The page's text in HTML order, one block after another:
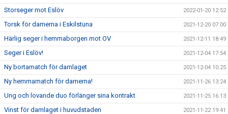
Storseger mot Eslöv 2022-01-20 12:52
Torsk för damerna i Eskilstuna 2021-12-20 07:00
Härlig seger i hemmaborgen mot OV 2021-12-11 18:49
Seger i Eslöv! 2021-12-04 17:54
Ny bortamatch för damlaget 2021-12-04 10:25
Ny hemmamatch för damerna! 2021-11-26 13:24
Ung och lovande duo förlänger sina kontrakt 2021-11-25 16:13
Vinst för damlaget i huvudstaden 2021-11-22 19:41